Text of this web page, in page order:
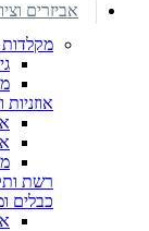
אביזרים
מקלדות
אוזניות
רשת
כבלים